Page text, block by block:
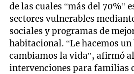
de las cuales “más del 70%”
sectores vulnerables
sociales y programas de
habitacional. “Le hacemos un
cambiamos la vida”, afirmó
intervenciones para familias